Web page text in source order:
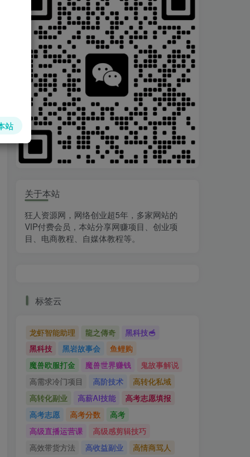
关于本站
狂人资源网，网络创业超5年，多家网站的
VIP付费会员，本站分享网赚项目、创业项
目、电商教程、自媒体教程等。
标签云
龙虾智能助理 龍之傳奇
黑科技🥣
黑科技
黑岩故事会
鱼鲤购
魔兽欧服打金
魔兽世界赚钱
鬼故事解说
高需求冷门项目
高阶技术
高转化私域
高转化副业
高薪AI技能
高考志愿填报
高考志愿
高考分数
高考
高级直播运营课
高级感剪辑技巧
高效带货方法
高收益副业
高情商骂人
站